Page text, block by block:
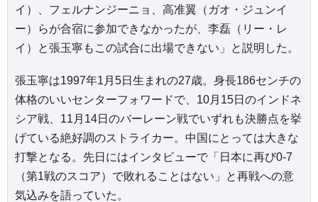
イ）、フェルナンジーニョ、高准翼（ガオ・ジュンイ
ー）らが合宿に参加できなかったが、李磊（リー・レ
イ）と張玉寧もこの試合に出場できない」と説明した。
張玉寧は1997年1月5日生まれの27歳。身長186センチの
体格のいいセンターフォワードで、10月15日のインドネ
シア戦、11月14日のバーレーン戦でいずれも決勝点を挙
げている絶好調のストライカー。中国にとっては大きな
打撃となる。先日にはインタビューで「日本に再び0-7
（第1戦のスコア）で敗れることはない」と再戦への意
気込みを語っていた。